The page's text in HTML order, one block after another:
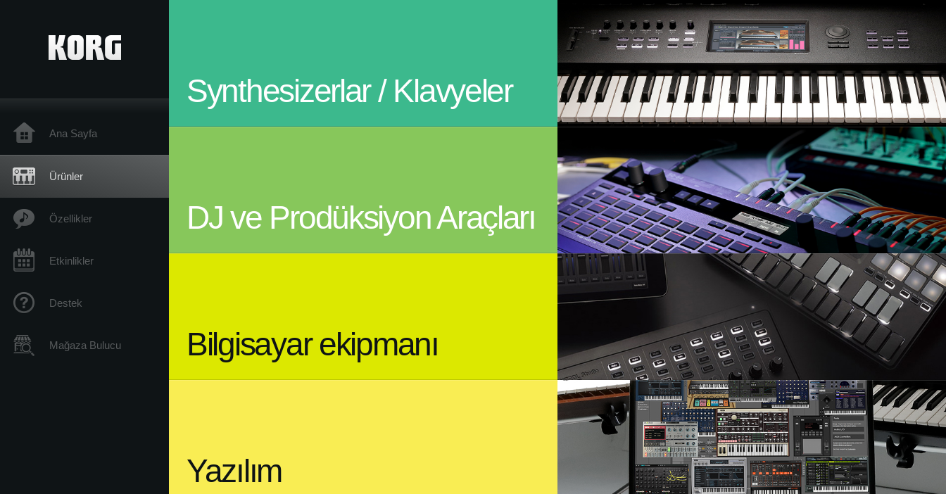
Ana Sayfa
Ürünler
Özellikler
Etkinlikler
Destek
Mağaza Bulucu
Synthesizerlar / Klavyeler
DJ ve Prodüksiyon Araçları
Bilgisayar ekipmanı
Yazılım